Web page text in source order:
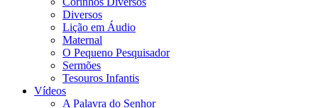
Diversos
Lição em Áudio
Maternal
O Pequeno Pesquisador
Sermões
Tesouros Infantis
Vídeos
A Palavra do Senhor